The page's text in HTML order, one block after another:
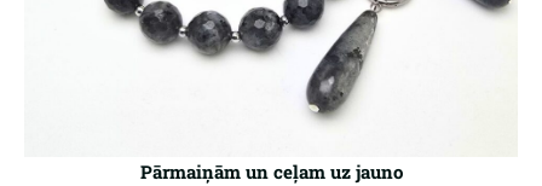
Pārmaiņām un ceļam uz jauno